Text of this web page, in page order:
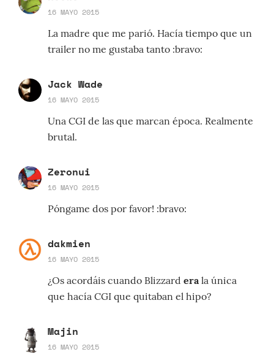
16 MAYO 2015
La madre que me parió. Hacía tiempo que un
trailer no me gustaba tanto :bravo:
Jack Wade
16 MAYO 2015
Una CGI de las que marcan época. Realmente
brutal.
Zeronui
16 MAYO 2015
Póngame dos por favor! :bravo:
dakmien
16 MAYO 2015
¿Os acordáis cuando Blizzard erala única
que hacía CGI que quitaban el hipo?
Majin
16 MAYO 2015